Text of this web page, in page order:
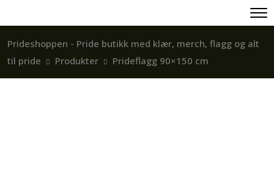
Prideshoppen - Pride butikk med klær, merch, flagg og alt
til pride
Produkter Prideflagg 90×150 cm